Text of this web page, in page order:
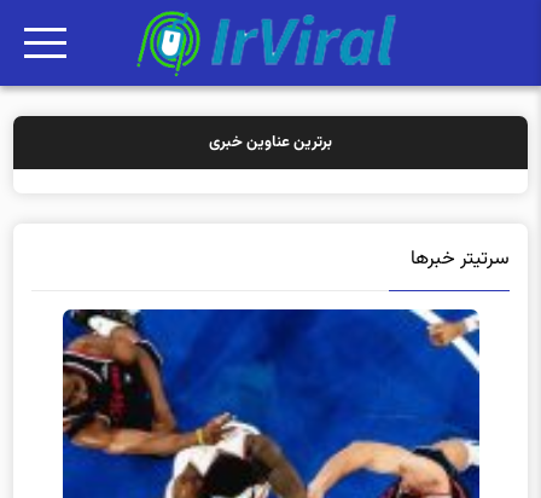
برترین عناوین خبری
سرتیتر خبرها